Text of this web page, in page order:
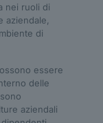
nei ruoli di
aziendale,
di
essere
delle
aziendali